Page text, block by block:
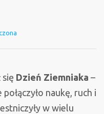
się Dzień Ziemniaka –
naukę, ruch i
w wielu